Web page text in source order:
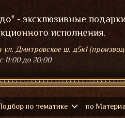
- эксклюзивные подарки
исполнения.
ул. Дмитровское ш. д5к1
с 11:00 до 20:00
по тематике по